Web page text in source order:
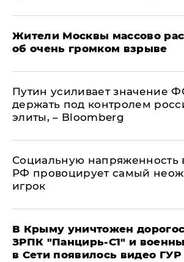
Жители Москвы массово
об очень громком взрыве
Путин усиливает значение
держать под контролем
элиты, – Bloomberg
Социальную напряженность
РФ провоцирует самый
игрок
В Крыму уничтожен
ЗРПК "Панцирь-С1" и
в Сети появилось видео ГУР